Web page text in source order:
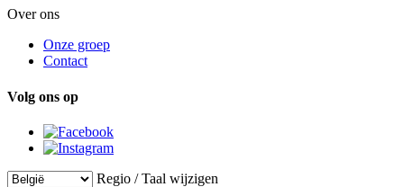
Over ons
Onze groep
Contact
Volg ons op
Regio / Taal wijzigen